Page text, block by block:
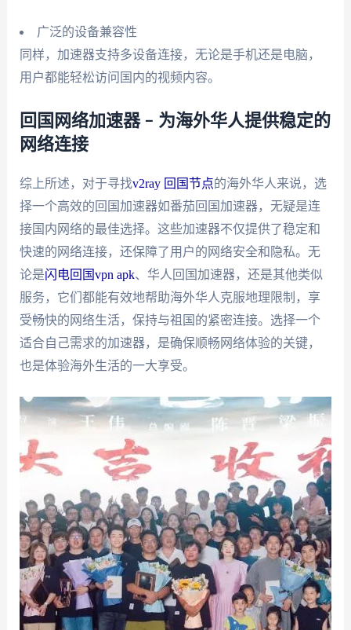
广泛的设备兼容性
同样，加速器支持多设备连接，无论是手机还是电脑，
用户都能轻松访问国内的视频内容。
回国网络加速器 – 为海外华人提供稳定的
网络连接
综上所述，对于寻找v2ray 回国节点的海外华人来说，选
择一个高效的回国加速器如番茄回国加速器，无疑是连
接国内网络的最佳选择。这些加速器不仅提供了稳定和
快速的网络连接，还保障了用户的网络安全和隐私。无
论是闪电回国vpn apk、华人回国加速器，还是其他类似
服务，它们都能有效地帮助海外华人克服地理限制，享
受畅快的网络生活，保持与祖国的紧密连接。选择一个
适合自己需求的加速器，是确保顺畅网络体验的关键，
也是体验海外生活的一大享受。